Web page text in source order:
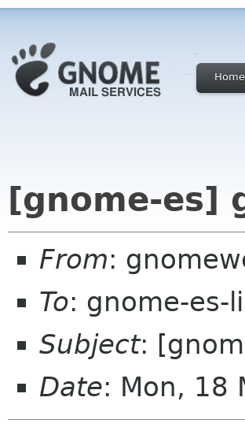
Home
[gnome-es]
From:
To: gnome-es-
Subject:
Date: Mon, 18